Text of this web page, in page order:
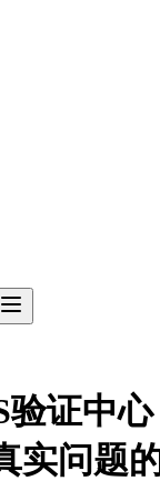
验证中
实问题